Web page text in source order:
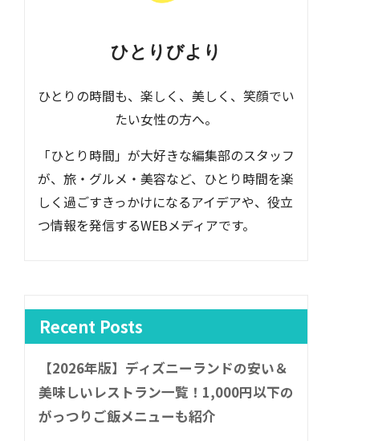
ひとりびより
ひとりの時間も、楽しく、美しく、笑顔でい
たい女性の方へ。
「ひとり時間」が大好きな編集部のスタッフ
が、旅・グルメ・美容など、ひとり時間を楽
しく過ごすきっかけになるアイデアや、役立
つ情報を発信するWEBメディアです。
Recent Posts
【2026年版】ディズニーランドの安い＆
美味しいレストラン一覧！1,000円以下の
がっつりご飯メニューも紹介